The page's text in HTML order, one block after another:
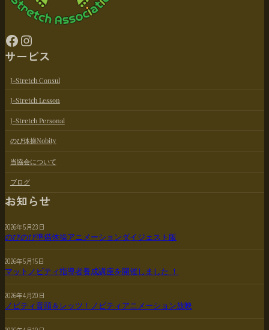
Facebook Instagram
サービス
J-Stretch Consul
J-Stretch Lesson
J-Stretch Personal
のび体操Nobity
当協会について
ブログ
お知らせ
2026年5月23日
のびのび準備体操アニメーションダイジェスト版
2026年5月15日
マットノビティ指導者養成講座を開催しました ！
2026年4月20日
ノビティ音頭＆レッツ！ノビティアニメーション放映